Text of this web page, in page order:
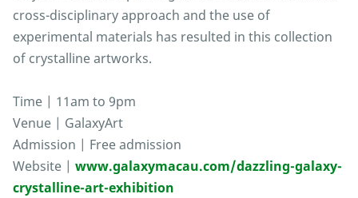
cross-disciplinary approach and the use of
experimental materials has resulted in this collection
of crystalline artworks.
Time | 11am to 9pm
Venue | GalaxyArt
Admission | Free admission
Website | www.galaxymacau.com/dazzling-galaxy-
crystalline-art-exhibition